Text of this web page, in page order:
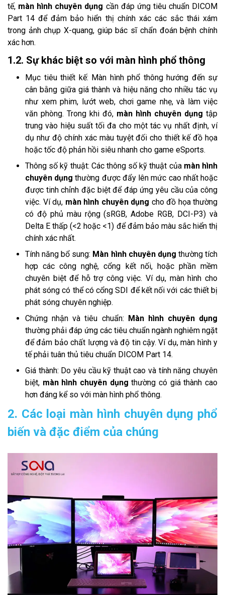
tế, màn hình chuyên dụng cần đáp ứng tiêu chuẩn DICOM
Part 14 để đảm bảo hiển thị chính xác các sắc thái xám
trong ảnh chụp X-quang, giúp bác sĩ chẩn đoán bệnh chính
xác hơn.
1.2. Sự khác biệt so với màn hình phổ thông
Mục tiêu thiết kế: Màn hình phổ thông hướng đến sự
cân bằng giữa giá thành và hiệu năng cho nhiều tác vụ
như xem phim, lướt web, chơi game nhẹ, và làm việc
văn phòng. Trong khi đó, màn hình chuyên dụng tập
trung vào hiệu suất tối đa cho một tác vụ nhất định, ví
dụ như độ chính xác màu tuyệt đối cho thiết kế đồ họa
hoặc tốc độ phản hồi siêu nhanh cho game eSports.
Thông số kỹ thuật: Các thông số kỹ thuật của màn hình
chuyên dụng thường được đẩy lên mức cao nhất hoặc
được tinh chỉnh đặc biệt để đáp ứng yêu cầu của công
việc. Ví dụ, màn hình chuyên dụng cho đồ họa thường
có độ phủ màu rộng (sRGB, Adobe RGB, DCI-P3) và
Delta E thấp (<2 hoặc <1) để đảm bảo màu sắc hiển thị
chính xác nhất.
Tính năng bổ sung: Màn hình chuyên dụng thường tích
hợp các công nghệ, cổng kết nối, hoặc phần mềm
chuyên biệt để hỗ trợ công việc. Ví dụ, màn hình cho
phát sóng có thể có cổng SDI để kết nối với các thiết bị
phát sóng chuyên nghiệp.
Chứng nhận và tiêu chuẩn:
Màn hình chuyên dụng
thường phải đáp ứng các tiêu chuẩn ngành nghiêm ngặt
để đảm bảo chất lượng và độ tin cậy. Ví dụ, màn hình y
tế phải tuân thủ tiêu chuẩn DICOM Part 14.
Giá thành: Do yêu cầu kỹ thuật cao và tính năng chuyên
biệt, màn hình chuyên dụng thường có giá thành cao
hơn đáng kể so với màn hình phổ thông.
2. Các loại màn hình chuyên dụng phổ
biến và đặc điểm của chúng